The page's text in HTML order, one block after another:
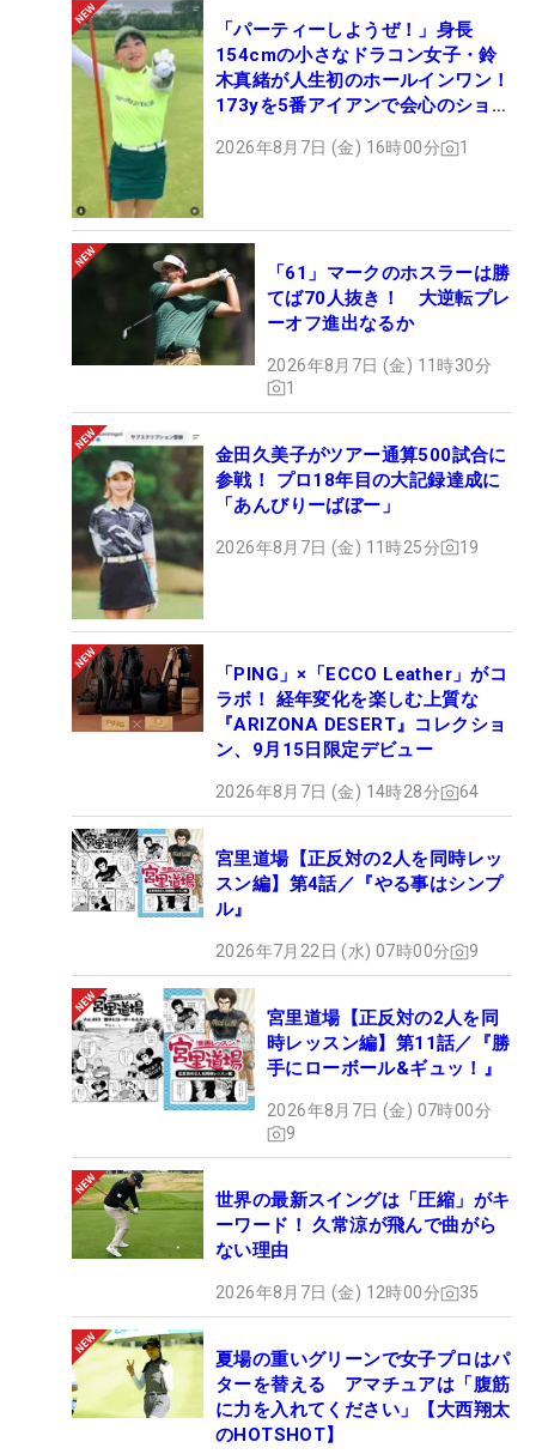
「パーティーしようぜ！」身長
154cmの小さなドラコン女子・鈴
木真緒が人生初のホールインワン！
173yを5番アイアンで会心のショッ
2026年8月7日 (金) 16時00分 1
「61」マークのホスラーは勝
てば70人抜き！ 大逆転プレ
ーオフ進出なるか
2026年8月7日 (金) 11時30分
1
金田久美子がツアー通算500試合に
参戦！ プロ18年目の大記録達成に
「あんびりーばぼー」
2026年8月7日 (金) 11時25分 19
「PING」×「ECCO Leather」がコ
ラボ！ 経年変化を楽しむ上質な
『ARIZONA DESERT』コレクショ
ン、9月15日限定デビュー
2026年8月7日 (金) 14時28分 64
宮里道場【正反対の2人を同時レッ
スン編】第4話／『やる事はシンプ
ル』
2026年7月22日 (水) 07時00分 9
宮里道場【正反対の2人を同
時レッスン編】第11話／『勝
手にローボール&ギュッ！』
2026年8月7日 (金) 07時00分
9
世界の最新スイングは「圧縮」がキ
ーワード！ 久常涼が飛んで曲がら
ない理由
2026年8月7日 (金) 12時00分 35
夏場の重いグリーンで女子プロはパ
ターを替える アマチュアは「腹筋
に力を入れてください」【大西翔太
のHOTSHOT】